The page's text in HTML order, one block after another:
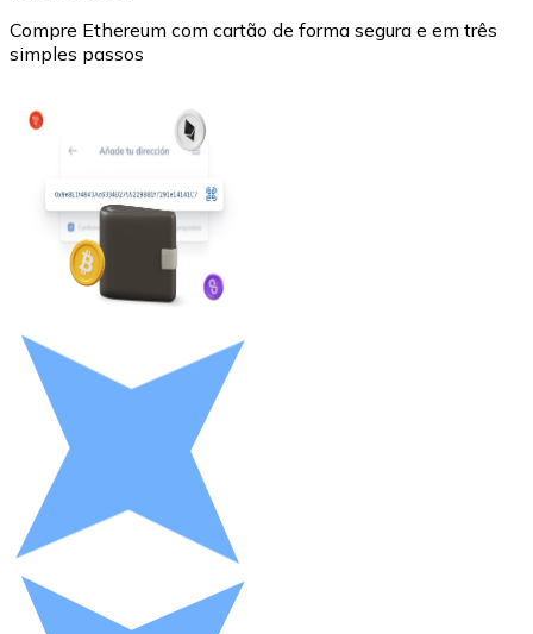
Litecoin
LTC
XRP
Compre Ethereum com cartão de forma segura e em três
simples passos